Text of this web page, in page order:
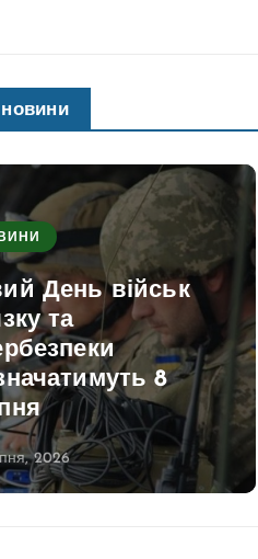
новини
7 серпня у
спека
дощі на
України
2026